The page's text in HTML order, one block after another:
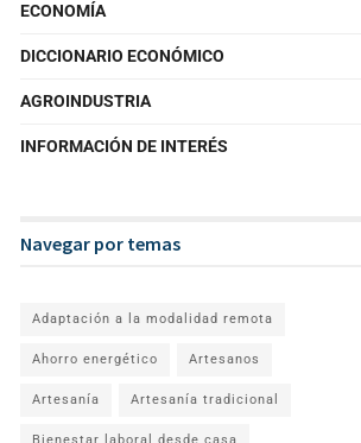
ECONOMÍA
DICCIONARIO ECONÓMICO
AGROINDUSTRIA
INFORMACIÓN DE INTERÉS
Navegar por temas
Adaptación a la modalidad remota
Ahorro energético Artesanos
Artesanía Artesanía tradicional